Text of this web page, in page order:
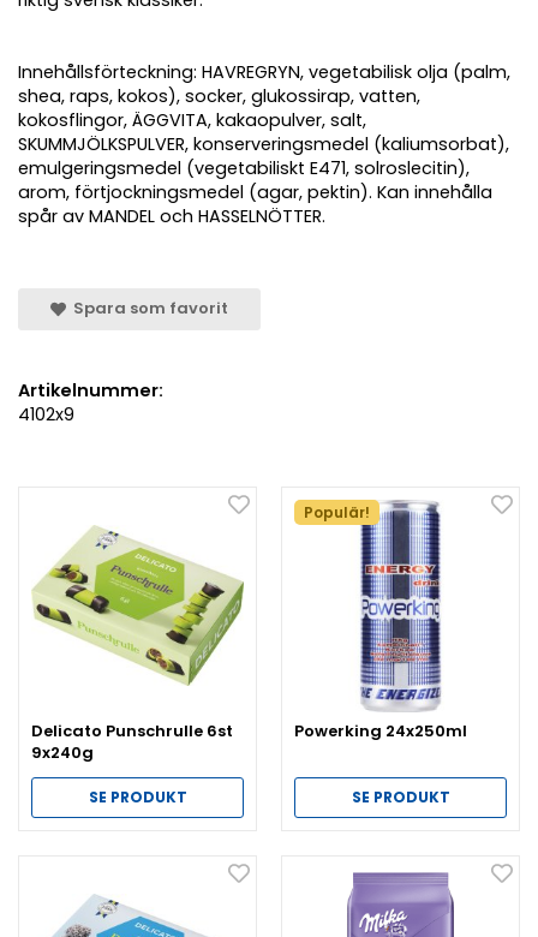
Innehållsförteckning: HAVREGRYN, vegetabilisk olja (palm,
shea, raps, kokos), socker, glukossirap, vatten,
kokosflingor, ÄGGVITA, kakaopulver, salt,
SKUMMJÖLKSPULVER, konserveringsmedel (kaliumsorbat),
emulgeringsmedel (vegetabiliskt E471, solroslecitin),
arom, förtjockningsmedel (agar, pektin). Kan innehålla
spår av MANDEL och HASSELNÖTTER.
Spara som favorit
Artikelnummer:
4102x9
Delicato Punschrulle 6st
9x240g
SE PRODUKT
Populär!
Powerking 24x250ml
SE PRODUKT